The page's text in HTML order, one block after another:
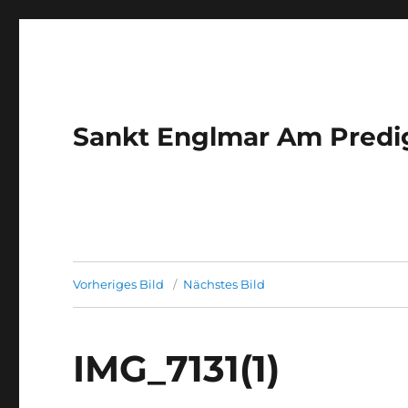
Sankt Englmar Am
Vorheriges Bild Nächstes Bild
IMG_7131(1)